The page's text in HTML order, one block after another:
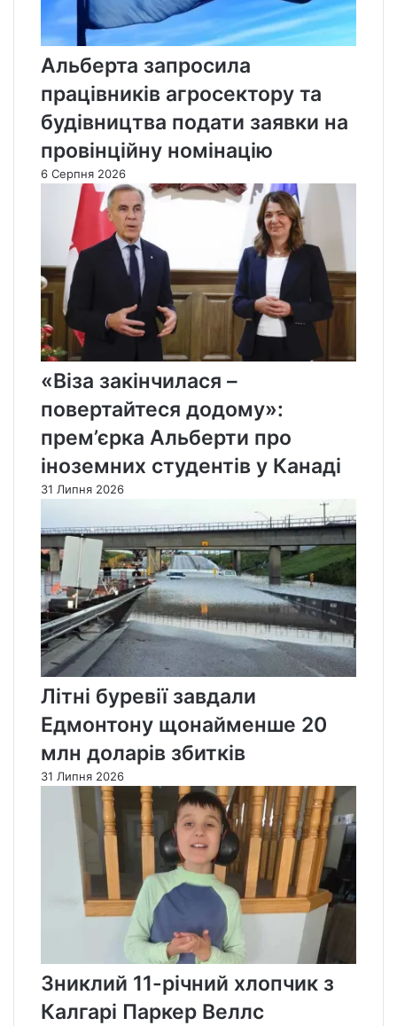
Альберта запросила
працівників агросектору та
будівництва подати заявки на
провінційну номінацію
6 Серпня 2026
«Віза закінчилася –
повертайтеся додому»:
прем’єрка Альберти про
іноземних студентів у Канаді
31 Липня 2026
Літні буревії завдали
Едмонтону щонайменше 20
млн доларів збитків
31 Липня 2026
Зниклий 11-річний хлопчик з
Калгарі Паркер Веллс